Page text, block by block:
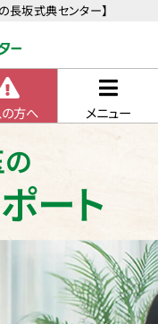
坂式典センター】
方へ メニュー
ート